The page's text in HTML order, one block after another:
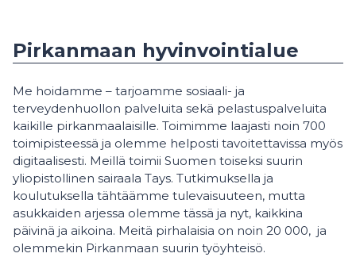
Pirkanmaan hyvinvointialue
Me hoidamme – tarjoamme sosiaali- ja
terveydenhuollon palveluita sekä pelastuspalveluita
kaikille pirkanmaalaisille. Toimimme laajasti noin 700
toimipisteessä ja olemme helposti tavoitettavissa myös
digitaalisesti. Meillä toimii Suomen toiseksi suurin
yliopistollinen sairaala Tays. Tutkimuksella ja
koulutuksella tähtäämme tulevaisuuteen, mutta
asukkaiden arjessa olemme tässä ja nyt, kaikkina
päivinä ja aikoina. Meitä pirhalaisia on noin 20 000, ja
olemmekin Pirkanmaan suurin työyhteisö.